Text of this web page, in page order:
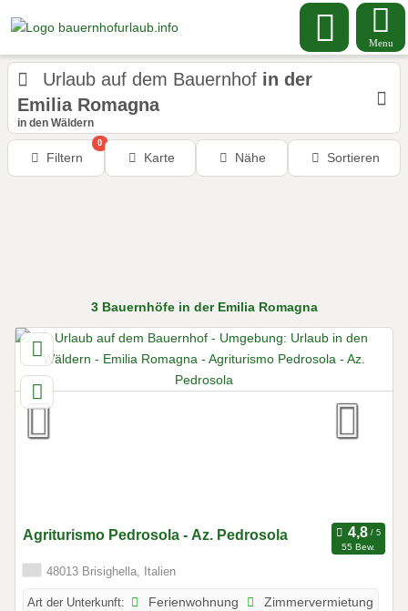
Menu
Urlaub auf dem Bauernhof in der
Emilia Romagna
in den Wäldern
Filtern
0
Karte Nähe Sortieren
3Bauernhöfe in der Emilia Romagna
Agriturismo Pedrosola - Az. Pedrosola
55 Bew.
48013 Brisighella, Italien
Art der Unterkunft: Ferienwohnung Zimmervermietung